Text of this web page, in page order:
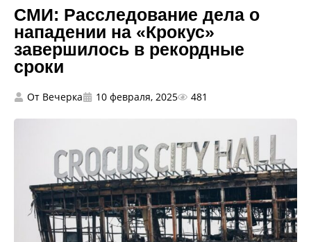
СМИ: Расследование дела о
нападении на «Крокус»
завершилось в рекордные
сроки
От Вечерка 10 февраля, 2025 481